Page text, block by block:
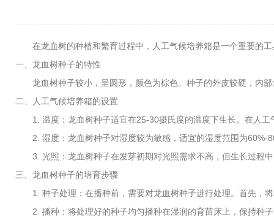
在龙血树的种植和繁育过程中，人工气候培养箱是一个重要的工
一、龙血树种子的特性
龙血树种子较小，呈圆形，颜色为棕色。种子的外皮较硬，内部
二、人工气候培养箱的设置
1. 温度：龙血树种子适宜在25-30摄氏度的温度下生长。在人工
2. 湿度：龙血树种子对湿度较为敏感，适宜的湿度范围为60%-
3. 光照：龙血树种子在发芽初期对光照需求不高，但生长过程
三、龙血树种子的培育步骤
1. 种子处理：在播种前，需要对龙血树种子进行处理。首先，将
2. 播种：将处理好的种子均匀播种在湿润的育苗床上，保持种